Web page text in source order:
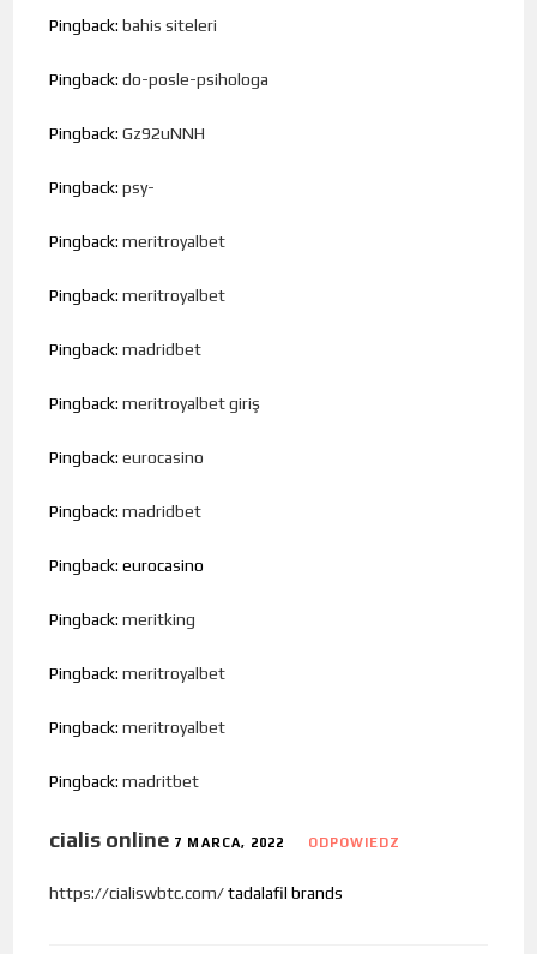
Pingback:bahis siteleri
Pingback:do-posle-psihologa
Pingback:Gz92uNNH
Pingback:psy-
Pingback:meritroyalbet
Pingback:meritroyalbet
Pingback:madridbet
Pingback:meritroyalbet giriş
Pingback:eurocasino
Pingback:madridbet
Pingback:eurocasino
Pingback:meritking
Pingback:meritroyalbet
Pingback:meritroyalbet
Pingback:madritbet
cialis online 7 MARCA, 2022 ODPOWIEDZ
https://cialiswbtc.com/tadalafil brands